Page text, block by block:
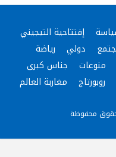
إفتتاحية التيجيني
دولي
رياضة
منوعات
جناس كبرى
روبورتاج مغاربة العالم